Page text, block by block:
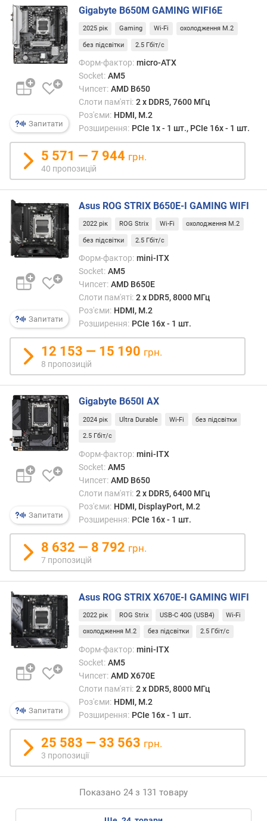
(
ш
т
.
)
р
о
'
є
м
e
S
A
T
A
(
ш
т
.
S
S
р
з
м
(
ш
т
)
о
б
м
м
п
л
е
к
т
н
о
о
н
к
о
п
и
ч
у
в
Запитати
Gigabyte B650M GAMING WIFI6E
2025 рік Gaming Wi-Fi охолодження M.2
без підсвітки 2.5 Гбіт/с
Форм-фактор: micro-ATX
Socket: AM5
Чипсет: AMD B650
Слоти пам'яті: 2 х DDR5, 7600 МГц
Роз'єми: HDMI, M.2
Розширення: PCIe 1x - 1 шт., PCIe 16x - 1 шт.
5 571 — 7 944 грн.
40 пропозицій
Запитати
Asus ROG STRIX B650E-I GAMING WIFI
2022 рік ROG Strix Wi-Fi охолодження M.2
без підсвітки 2.5 Гбіт/с
Форм-фактор: mini-ITX
Socket: AM5
Чипсет: AMD B650E
Слоти пам'яті: 2 х DDR5, 8000 МГц
Роз'єми: HDMI, M.2
Розширення: PCIe 16x - 1 шт.
12 153 — 15 190 грн.
8 пропозицій
Запитати
Gigabyte B650I AX
2024 рік Ultra Durable Wi-Fi без підсвітки
2.5 Гбіт/с
Форм-фактор: mini-ITX
Socket: AM5
Чипсет: AMD B650
Слоти пам'яті: 2 х DDR5, 6400 МГц
Роз'єми: HDMI, DisplayPort, M.2
Розширення: PCIe 16x - 1 шт.
8 632 — 8 792 грн.
7 пропозицій
Запитати
Asus ROG STRIX X670E-I GAMING WIFI
2022 рік ROG Strix USB-C 40G (USB4) Wi-Fi
охолодження M.2 без підсвітки 2.5 Гбіт/с
Форм-фактор: mini-ITX
Socket: AM5
Чипсет: AMD X670E
Слоти пам'яті: 2 х DDR5, 8000 МГц
Роз'єми: HDMI, M.2
Розширення: PCIe 16x - 1 шт.
25 583 — 33 563 грн.
3 пропозиції
Показано 24 з 131 товару